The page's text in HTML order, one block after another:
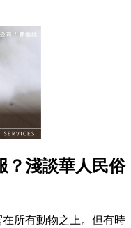
？淺談華人民俗
所有動物之上。但有時